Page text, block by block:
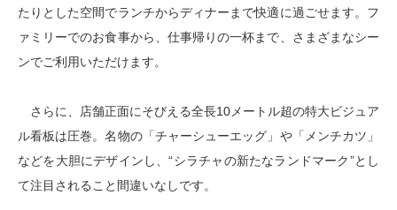
たりとした空間でランチからディナーまで快適に過ごせます。フ
ァミリーでのお食事から、仕事帰りの一杯まで、さまざまなシー
ンでご利用いただけます。
さらに、店舗正面にそびえる全長10メートル超の特大ビジュア
ル看板は圧巻。名物の「チャーシューエッグ」や「メンチカツ」
などを大胆にデザインし、“シラチャの新たなランドマーク”とし
て注目されること間違いなしです。